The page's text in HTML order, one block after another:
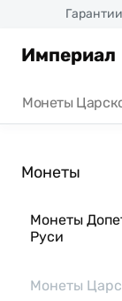
Гарантии
Империал
Монеты
Монеты
Монеты
Руси
Монеты